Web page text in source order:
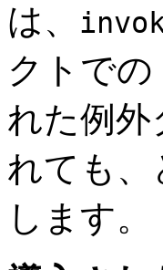
は、
クトでの
れた例
れても
します。